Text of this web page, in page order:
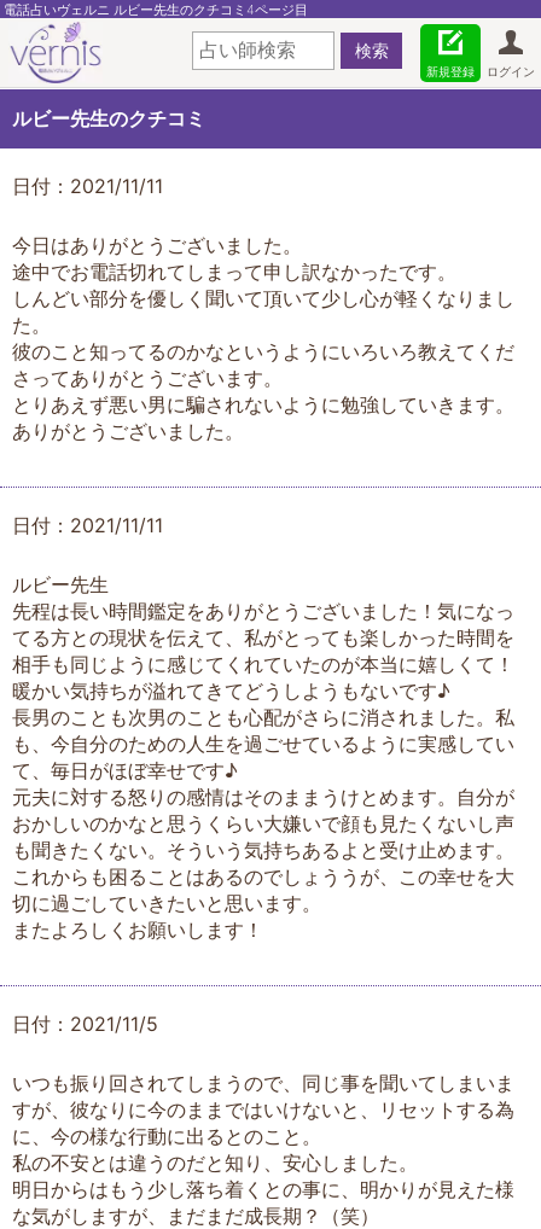
電話占いヴェルニ ルビー先生のクチコミ4ページ目
ログイン
新規登録
ルビー先生のクチコミ
日付：2021/11/11
今日はありがとうございました。
途中でお電話切れてしまって申し訳なかったです。
しんどい部分を優しく聞いて頂いて少し心が軽くなりまし
た。
彼のこと知ってるのかなというようにいろいろ教えてくだ
さってありがとうございます。
とりあえず悪い男に騙されないように勉強していきます。
ありがとうございました。
日付：2021/11/11
ルビー先生
先程は長い時間鑑定をありがとうございました！気になっ
てる方との現状を伝えて、私がとっても楽しかった時間を
相手も同じように感じてくれていたのが本当に嬉しくて！
暖かい気持ちが溢れてきてどうしようもないです♪
長男のことも次男のことも心配がさらに消されました。私
も、今自分のための人生を過ごせているように実感してい
て、毎日がほぼ幸せです♪
元夫に対する怒りの感情はそのままうけとめます。自分が
おかしいのかなと思うくらい大嫌いで顔も見たくないし声
も聞きたくない。そういう気持ちあるよと受け止めます。
これからも困ることはあるのでしょううが、この幸せを大
切に過ごしていきたいと思います。
またよろしくお願いします！
日付：2021/11/5
いつも振り回されてしまうので、同じ事を聞いてしまいま
すが、彼なりに今のままではいけないと、リセットする為
に、今の様な行動に出るとのこと。
私の不安とは違うのだと知り、安心しました。
明日からはもう少し落ち着くとの事に、明かりが見えた様
な気がしますが、まだまだ成長期？（笑）